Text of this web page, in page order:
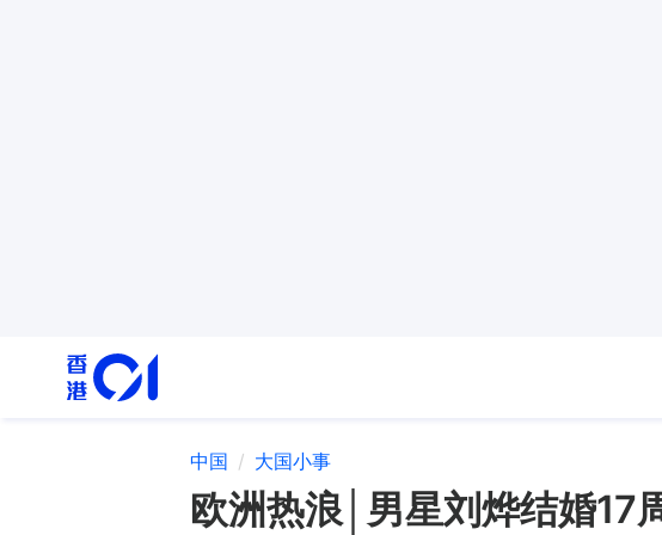
中国 大国小事
欧洲热浪│男星刘烨结婚